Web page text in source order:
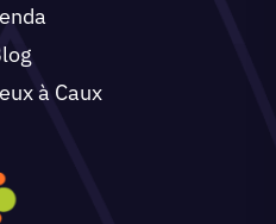
à Caux